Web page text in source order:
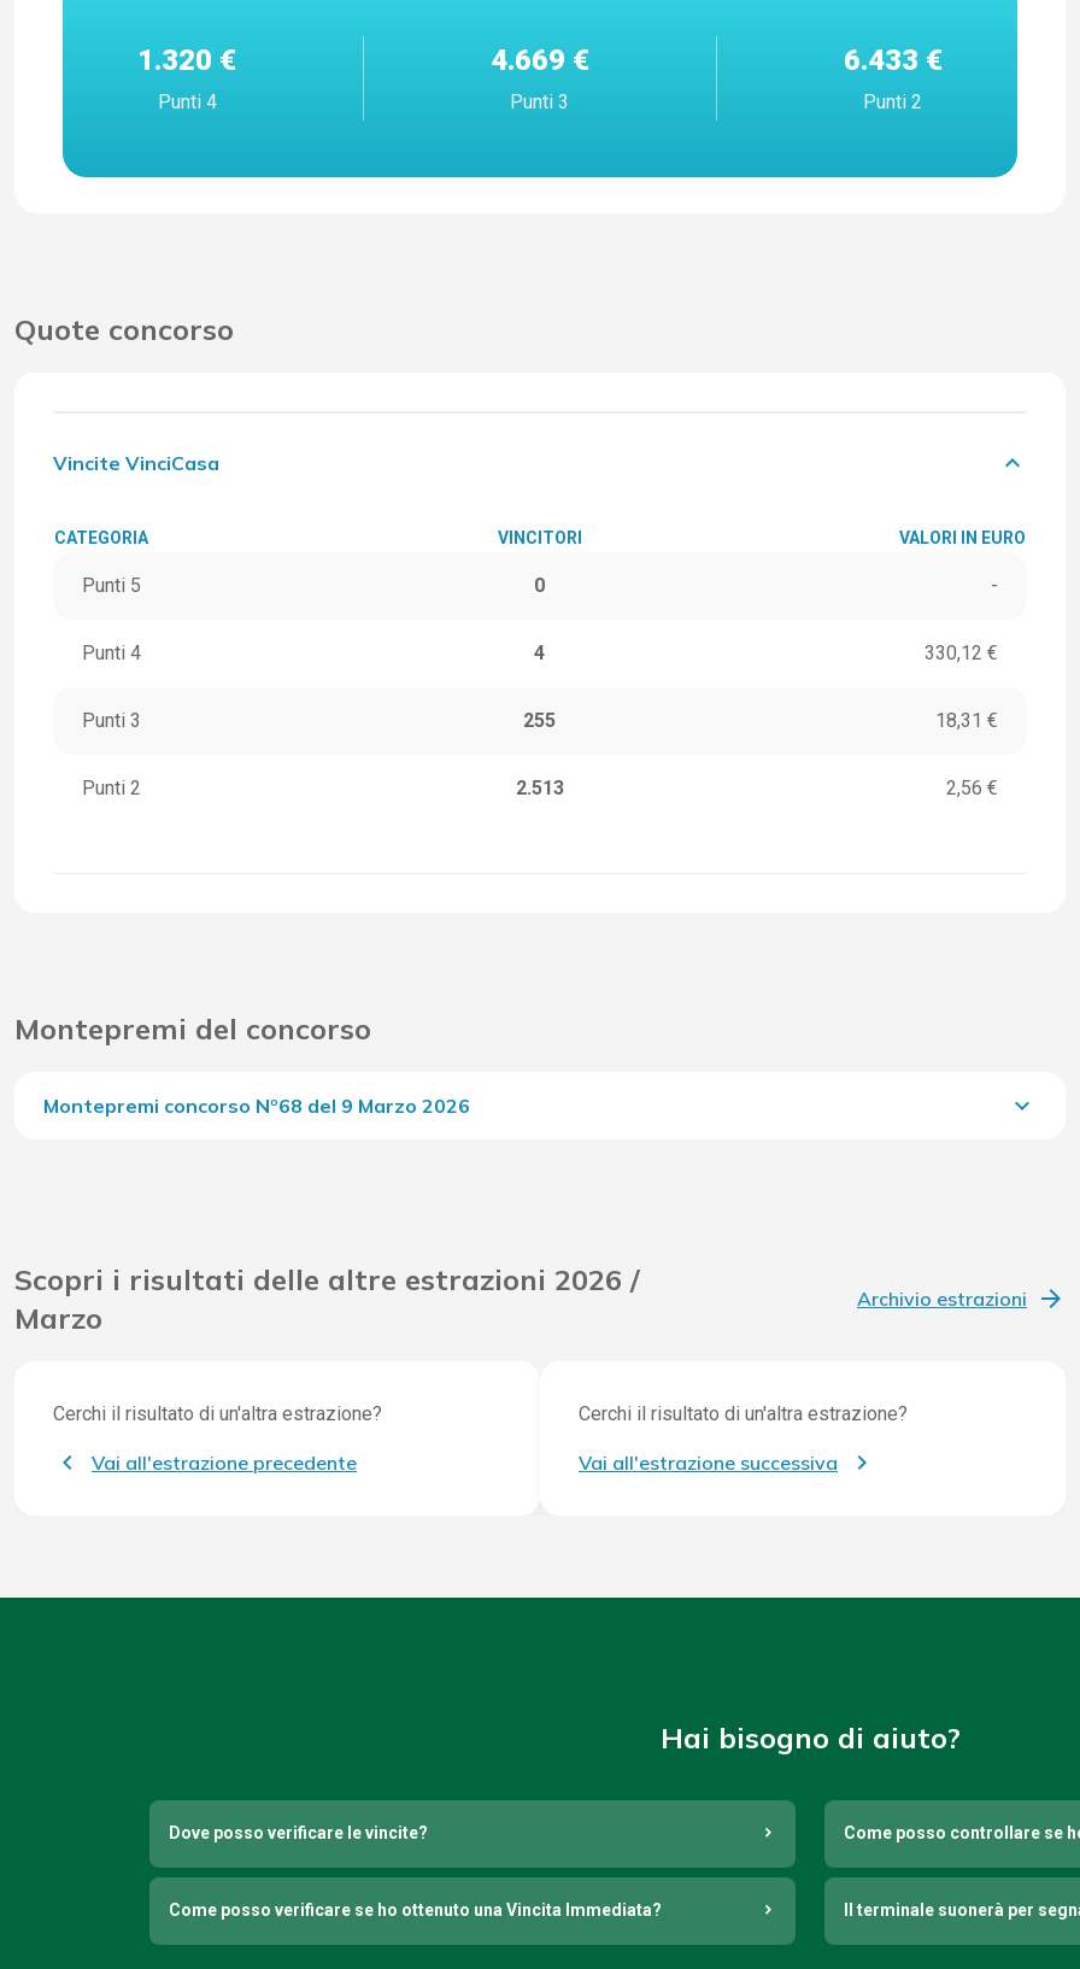
1.320 €
Punti 4
4.669 €
Punti 3
6.433 €
Punti 2
Quote concorso
Vincite VinciCasa keyboard_arrow_down
CATEGORIA VINCITORI VALORI IN EURO
Punti 5 0 -
Punti 4 4 330,12 €
Punti 3 255 18,31 €
Punti 2 2.513 2,56 €
Montepremi del concorso
Montepremi concorso Nº68 del 9 Marzo 2026 keyboard_arrow_down
Scopri i risultati delle altre estrazioni 2026 /
Marzo
Archivio estrazioni
Cerchi il risultato di un'altra estrazione?
Vai all'estrazione precedente
Cerchi il risultato di un'altra estrazione?
Vai all'estrazione successiva
Hai bisogno di aiuto?
Dove posso verificare le vincite? Come posso controllare se
Come posso verificare se ho ottenuto una Vincita Immediata? Il terminale suonerà per